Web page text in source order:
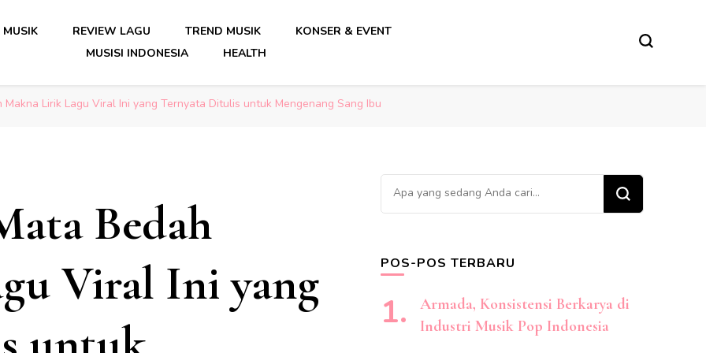
Musik Indonesia Lengkap
Musik Indonesia Lengkap
MUSIK REVIEW LAGU TREND MUSIK
KONSER & EVENT
MUSISI INDONESIA
HEALTH
Makna Lirik Lagu Viral Ini yang Ternyata Ditulis untuk Mengenang Sang Ibu
Bedah
Viral Ini yang
Mencari
Sesuatu?
POS-POS TERBARU
Armada, Konsistensi Berkarya di
Industri Musik Pop Indonesia